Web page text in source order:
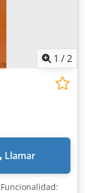
1 /2
Llamar